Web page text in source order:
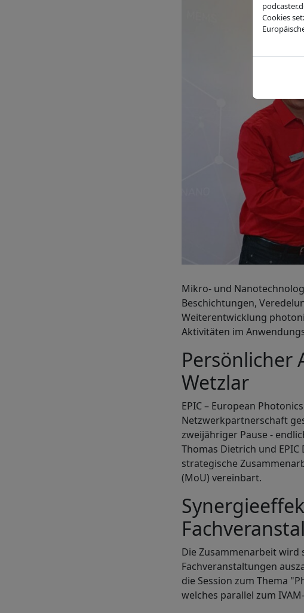
Mikro- und
Beschichtungen,
Weiterentwicklung
Aktivitäten im
Persönlicher
Wetzlar
EPIC – European
Netzwerkpartnerschaft
zweijähriger Pause -
Thomas Dietrich und
strategische
(MoU) vereinbart.
Die Zusammenarbeit
Fachveranstaltungen
die Session zum Thema
welches parallel zum
Cookies